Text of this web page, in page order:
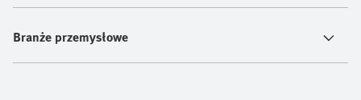
Branże przemysłowe